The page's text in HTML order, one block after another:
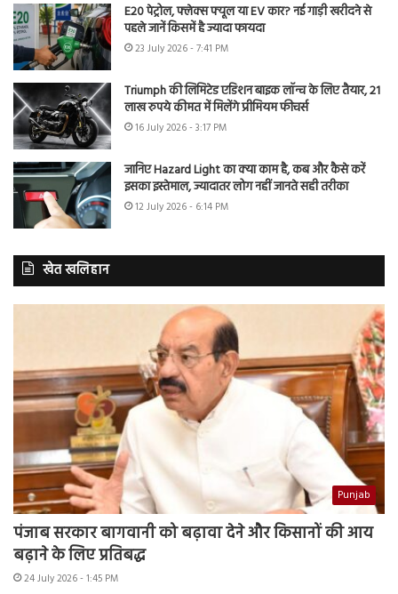
E20 पेट्रोल, फ्लेक्स फ्यूल या EV कार? नई गाड़ी खरीदने से
पहले जानें किसमें है ज्यादा फायदा
23 July 2026 - 7:41 PM
Triumph की लिमिटेड एडिशन बाइक लॉन्च के लिए तैयार, 21
लाख रुपये कीमत में मिलेंगे प्रीमियम फीचर्स
16 July 2026 - 3:17 PM
जानिए Hazard Light का क्या काम है, कब और कैसे करें
इसका इस्तेमाल, ज्यादातर लोग नहीं जानते सही तरीका
12 July 2026 - 6:14 PM
खेत खलिहान
Punjab
पंजाब सरकार बागवानी को बढ़ावा देने और किसानों की आय
बढ़ाने के लिए प्रतिबद्ध
24 July 2026 - 1:45 PM